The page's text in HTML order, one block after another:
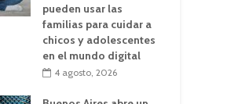
pueden usar las
familias para cuidar a
chicos y adolescentes
en el mundo digital
4 agosto, 2026